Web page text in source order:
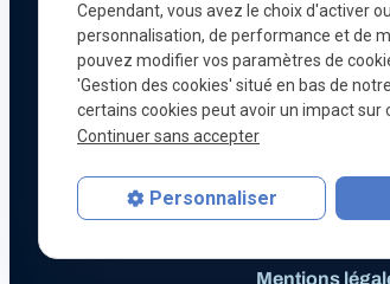
Cependant, vous avez le choix d'activer
personnalisation, de performance et de
pouvez modifier vos paramètres de
'Gestion des cookies' situé en bas de
certains cookies peut avoir un impact
Continuer sans accepter
Personnaliser